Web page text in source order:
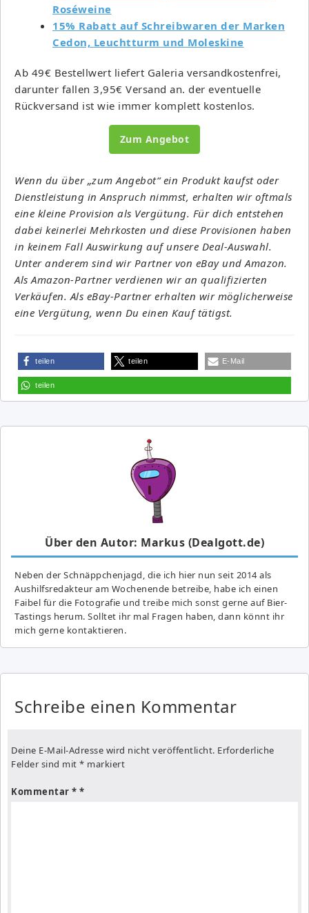
Roséweine
15% Rabatt auf Schreibwaren der Marken
Cedon, Leuchtturm und Moleskine
Ab 49€ Bestellwert liefert Galeria versandkostenfrei,
darunter fallen 3,95€ Versand an. der eventuelle
Rückversand ist wie immer komplett kostenlos.
Zum Angebot
Wenn du über „zum Angebot“ ein Produkt kaufst oder
Dienstleistung in Anspruch nimmst, erhalten wir oftmals
eine kleine Provision als Vergütung. Für dich entstehen
dabei keinerlei Mehrkosten und diese Provisionen haben
in keinem Fall Auswirkung auf unsere Deal-Auswahl.
Unter anderem sind wir Partner von eBay und Amazon.
Als Amazon-Partner verdienen wir an qualifizierten
Verkäufen. Als eBay-Partner erhalten wir möglicherweise
eine Vergütung, wenn Du einen Kauf tätigst.
teilen teilen E-Mail
teilen
Über den Autor: Markus (Dealgott.de)
Neben der Schnäppchenjagd, die ich hier nun seit 2014 als
Aushilfsredakteur am Wochenende betreibe, habe ich einen
Faibel für die Fotografie und treibe mich sonst gerne auf Bier-
Tastings herum. Solltet ihr mal Fragen haben, dann könnt ihr
mich gerne kontaktieren.
Schreibe einen Kommentar
Deine E-Mail-Adresse wird nicht veröffentlicht. Erforderliche
Felder sind mit * markiert
Kommentar *